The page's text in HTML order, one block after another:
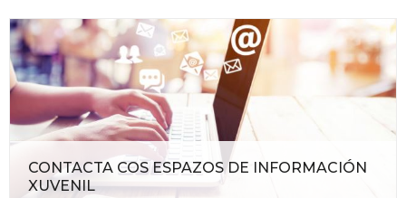
CONTACTA COS ESPAZOS DE INFORMACIÓN
XUVENIL